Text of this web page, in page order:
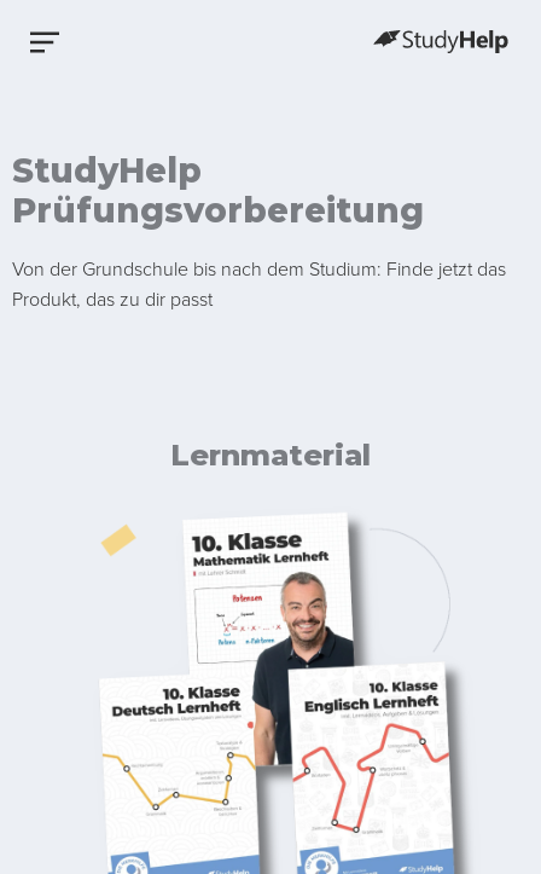
StudyHelp
Prüfungsvorbereitung
Von der Grundschule bis nach dem Studium: Finde jetzt das
Produkt, das zu dir passt
Lernmaterial